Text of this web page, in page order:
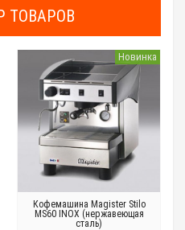
ТОВАРОВ
Новинка
Кофемашина Magister Stilo
MS60 INOX (нержавеющая
сталь)